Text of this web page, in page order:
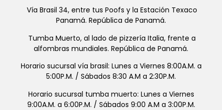
Vía Brasil 34, entre tus Poofs y la Estación Texaco
Panamá. República de Panamá.
Tumba Muerto, al lado de pizzería Italia, frente a
alfombras mundiales. República de Panamá.
Horario sucursal vía brasil: Lunes a Viernes 8:00A.M. a
5:00P.M. / Sábados 8:30 A.M a 2:30P.M.
Horario sucursal tumba muerto: Lunes a Viernes
9:00A.M. a 6:00P.M. / Sábados 9:00 A.M a 3:00P.M.